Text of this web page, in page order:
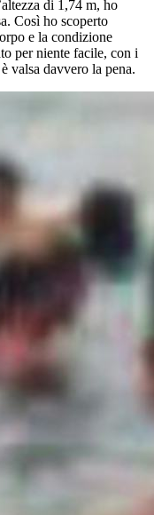
di 1,74 m, ho
Così ho scoperto
e la condizione
per niente facile, con i
valsa davvero la pena.